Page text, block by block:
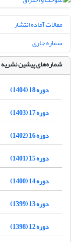
مقالات آماده انتشار
شماره جاری
شماره‌های پیشین نشریه
دوره 18 (1404)
دوره 17 (1403)
دوره 16 (1402)
دوره 15 (1401)
دوره 14 (1400)
دوره 13 (1399)
دوره 12 (1398)